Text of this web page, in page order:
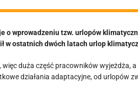
o wprowadzeniu tzw. urlopów
w ostatnich dwóch latach urlop
duża część pracowników wyjeżdża,
działania adaptacyjne, od urlopów